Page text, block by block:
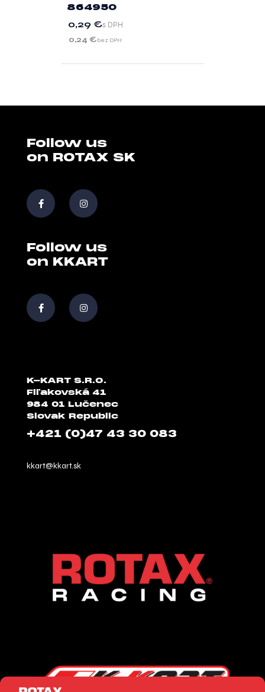
864950
0,29 €s DPH
0,24€bez DPH
Follow us
on ROTAX SK
Follow us
on KKART
K-KART S.R.O.
Fiľakovská 41
984 01 Lučenec
Slovak Republic
+421 (0)47 43 30 083
kkart@kkart.sk